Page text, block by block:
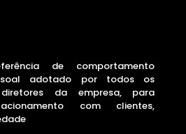
de comportamento
adotado por todos os
da empresa, para
com clientes,